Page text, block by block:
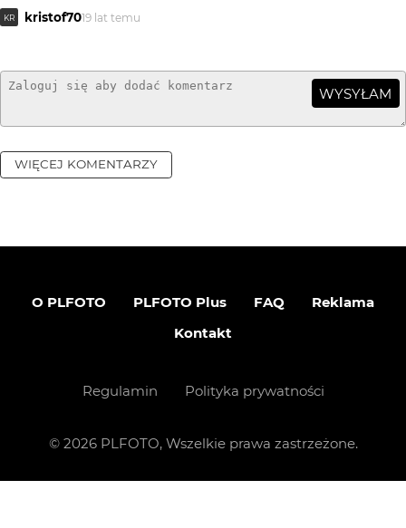
KR kristof7019 lat temu
WYSYŁAM
WIĘCEJ KOMENTARZY
O PLFOTO PLFOTO Plus FAQ
Reklama
Kontakt
Regulamin Polityka prywatności
© 2026PLFOTO, Wszelkie prawa zastrzeżone.